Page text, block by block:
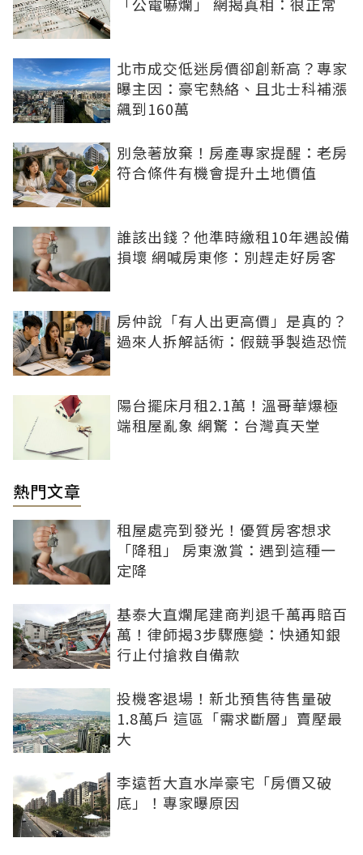
北市成交低迷房價卻創新高？專家
曝主因：豪宅熱絡、且北士科補漲
飆到160萬
別急著放棄！房產專家提醒：老房
符合條件有機會提升土地價值
誰該出錢？他準時繳租10年遇設備
損壞 網喊房東修：別趕走好房客
房仲說「有人出更高價」是真的？
過來人拆解話術：假競爭製造恐慌
陽台擺床月租2.1萬！溫哥華爆極
端租屋亂象 網驚：台灣真天堂
熱門文章
租屋處亮到發光！優質房客想求
「降租」 房東激賞：遇到這種一
定降
基泰大直爛尾建商判退千萬再賠百
萬！律師揭3步驟應變：快通知銀
行止付搶救自備款
投機客退場！新北預售待售量破
1.8萬戶 這區「需求斷層」賣壓最
大
李遠哲大直水岸豪宅「房價又破
底」！專家曝原因